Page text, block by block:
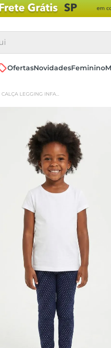
OfertasNovidadesFeminino
CALÇA LEGGING INFANTIL MENINA AZUL MARINHO POÁ